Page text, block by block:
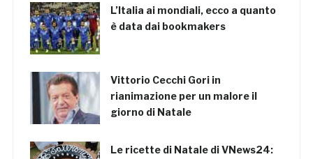
L’Italia ai mondiali, ecco a quanto
è data dai bookmakers
Vittorio Cecchi Gori in
rianimazione per un malore il
giorno di Natale
Le ricette di Natale di VNews24: